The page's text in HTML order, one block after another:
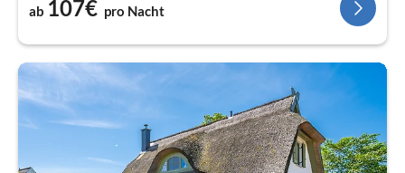
ab 107€ pro Nacht